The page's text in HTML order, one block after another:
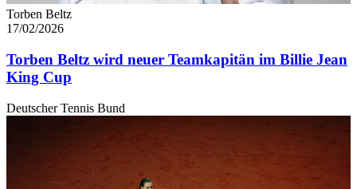
Torben Beltz
17/02/2026
Torben Beltz wird neuer Teamkapitän im Billie Jean
King Cup
Deutscher Tennis Bund